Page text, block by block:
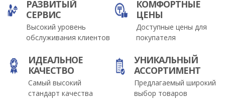
РАЗВИТЫЙ
СЕРВИС
Высокий уровень
обслуживания клиентов
КОМФОРТНЫЕ
ЦЕНЫ
Доступные цены для
покупателя
ИДЕАЛЬНОЕ
КАЧЕСТВО
Самый высокий
стандарт качества
УНИКАЛЬНЫЙ
АССОРТИМЕНТ
Предлагаемый широкий
выбор товаров